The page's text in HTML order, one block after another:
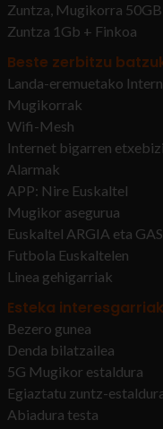
Zuntza, Mugikorra
Zuntza 1Gb + Finkoa
Beste zerbitzu
Landa-eremuetako
Mugikorrak
Wifi-Mesh
Internet bigarren
Alarmak
APP: Nire Euskaltel
Mugikor asegurua
Euskaltel ARGIA eta
Futbola Euskaltelen
Linea gehigarriak
Esteka interesgarriak
Bezero gunea
Denda bilatzailea
5G Mugikor estaldura
Egiaztatu zuntz-
Abiadura testa